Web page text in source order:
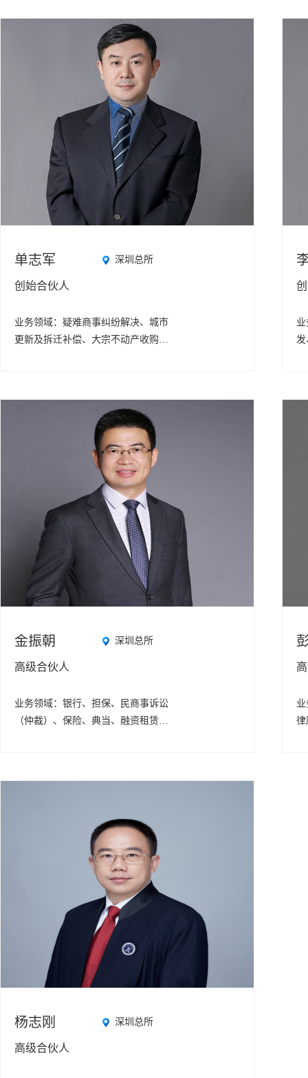
单志军 深圳总所
创始合伙人
业务领域： 疑难商事纠纷解决、城市
更新及拆迁补偿、大宗不动产收购并
发
金振朝 深圳总所
高级合伙人
业务领域： 银行、担保、民商事诉讼
（仲裁）、保险、典当、融资租赁
律
杨志刚 深圳总所
高级合伙人